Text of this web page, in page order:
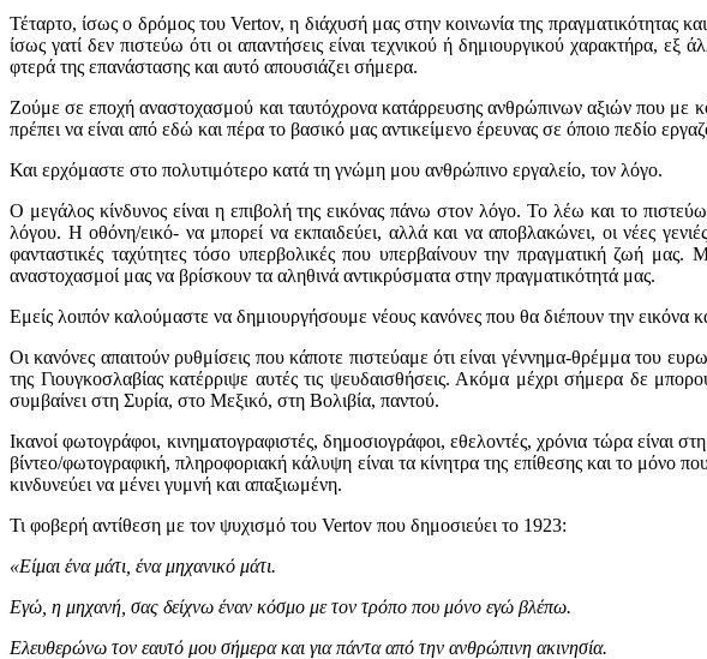
Τέταρτο, ίσως ο δρόμος του Vertov, η διάχυσή μας στην κοινωνία της πραγματικότητας
ίσως γατί δεν πιστεύω ότι οι απαντήσεις είναι τεχνικού ή δημιουργικού χαρακτήρα,
φτερά της επανάστασης και αυτό απουσιάζει σήμερα.
Ζούμε σε εποχή αναστοχασμού και ταυτόχρονα κατάρρευσης ανθρώπινων αξιών που με
πρέπει να είναι από εδώ και πέρα το βασικό μας αντικείμενο έρευνας σε όποιο πεδίο
Και ερχόμαστε στο πολυτιμότερο κατά τη γνώμη μου ανθρώπινο εργαλείο, τον λόγο.
Ο μεγάλος κίνδυνος είναι η επιβολή της εικόνας πάνω στον λόγο. Το λέω και το
λόγου. Η οθόνη/εικό- να μπορεί να εκπαιδεύει, αλλά και να αποβλακώνει, οι νέες
φανταστικές ταχύτητες τόσο υπερβολικές που υπερβαίνουν την πραγματική ζωή
αναστοχασμοί μας να βρίσκουν τα αληθινά αντικρύσματα στην πραγματικότητά μας.
Εμείς λοιπόν καλούμαστε να δημιουργήσουμε νέους κανόνες που θα διέπουν την εικόνα
Οι κανόνες απαιτούν ρυθμίσεις που κάποτε πιστεύαμε ότι είναι γέννημα-θρέμμα του
της Γιουγκοσλαβίας κατέρριψε αυτές τις ψευδαισθήσεις. Ακόμα μέχρι σήμερα δε
συμβαίνει στη Συρία, στο Μεξικό, στη Βολιβία, παντού.
Ικανοί φωτογράφοι, κινηματογραφιστές, δημοσιογράφοι, εθελοντές, χρόνια τώρα
βίντεο/φωτογραφική, πληροφοριακή κάλυψη είναι τα κίνητρα της επίθεσης και το
κινδυνεύει να μένει γυμνή και απαξιωμένη.
Τι φοβερή αντίθεση με τον ψυχισμό του Vertov που δημοσιεύει το 1923:
«Είμαι ένα μάτι, ένα μηχανικό μάτι.
Εγώ, η μηχανή, σας δείχνω έναν κόσμο με τον τρόπο που μόνο εγώ βλέπω.
Ελευθερώνω τον εαυτό μου σήμερα και για πάντα από την ανθρώπινη ακινησία.